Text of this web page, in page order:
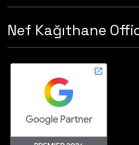
Nef Kağıthane